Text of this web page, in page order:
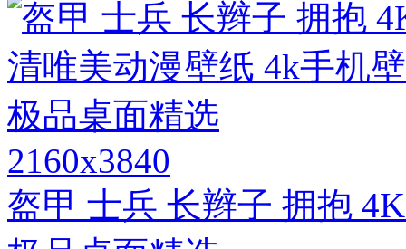
2160x3840
盔甲 士兵 长辫子 拥抱